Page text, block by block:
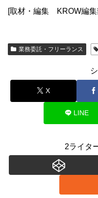
[取材・編集 KROW編集
業務委託・フリーランス
X
LINE
2ライタ